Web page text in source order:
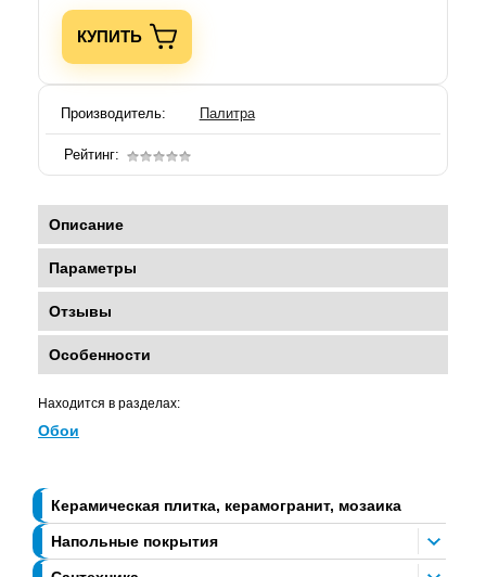
Керамическая плитка, керамогранит, мозаика
Напольные покрытия
КУПИТЬ
Производитель: Палитра
Рейтинг:
Описание
Параметры
Отзывы
Особенности
Находится в разделах:
Обои